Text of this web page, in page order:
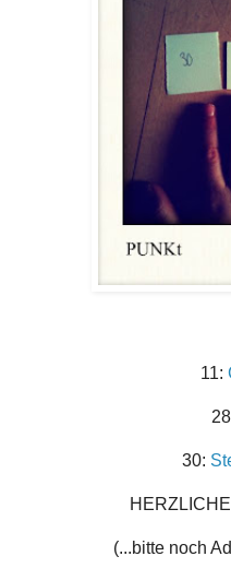
11:
30:
(...bitte noch